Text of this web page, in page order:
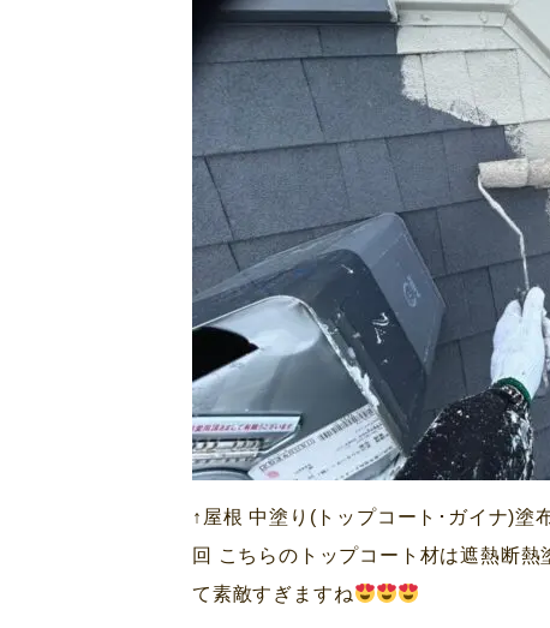
↑屋根 中塗り(トップコート･ガイナ)塗
回 こちらのトップコート材は遮熱断
て素敵すぎますね